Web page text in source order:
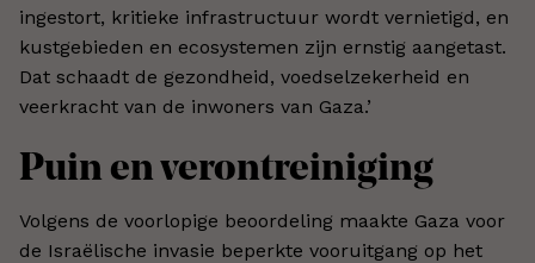
ingestort, kritieke infrastructuur wordt vernietigd, en
kustgebieden en ecosystemen zijn ernstig aangetast.
Dat schaadt de gezondheid, voedselzekerheid en
veerkracht van de inwoners van Gaza.’
Puin en verontreiniging
Volgens de voorlopige beoordeling maakte Gaza voor
de Israëlische invasie beperkte vooruitgang op het